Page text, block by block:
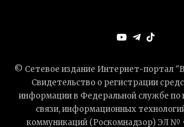
© Сетевое издание Интернет-портал
Свидетельство о регистрации
информации в Федеральной службе по
связи, информационных
коммуникаций (Роскомнадзор) ЭЛ №